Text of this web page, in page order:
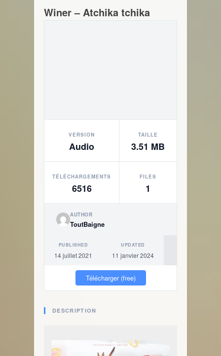
Winer – Atchika tchika
VERSION
Audio
TAILLE
3.51 MB
TÉLÉCHARGEMENTS
6516
FILES
1
AUTHOR
ToutBaigne
PUBLISHED
14 juillet 2021
UPDATED
11 janvier 2024
Télécharger (free)
DESCRIPTION